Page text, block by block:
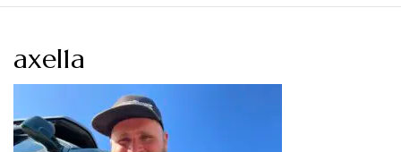
axel1a